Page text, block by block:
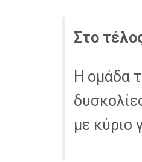
Στο
Η ομάδα
με κύριο